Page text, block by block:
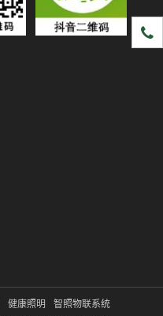
健康照明
智照物联系统